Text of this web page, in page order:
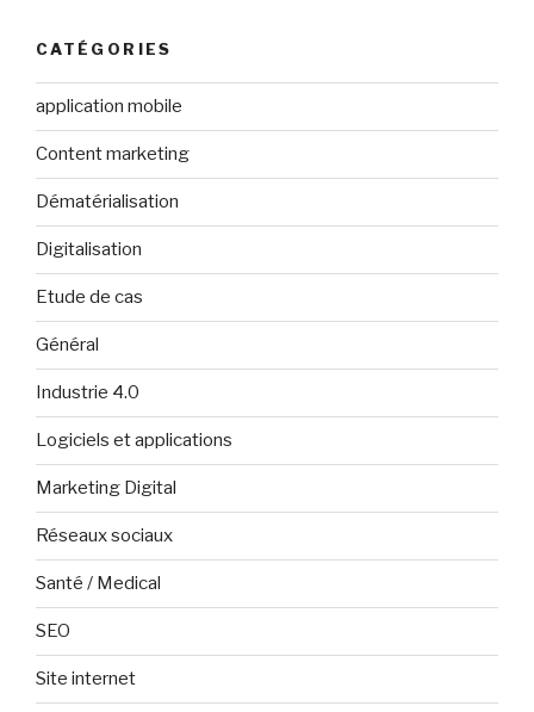
CATÉGORIES
application mobile
Content marketing
Dématérialisation
Digitalisation
Etude de cas
Général
Industrie 4.0
Logiciels et applications
Marketing Digital
Réseaux sociaux
Santé / Medical
SEO
Site internet